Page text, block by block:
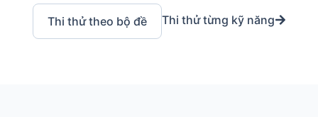
Thi thử theo bộ đề Thi thử từng kỹ năng